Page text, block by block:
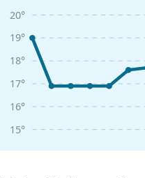
15°
16°
17°
18°
19°
20°